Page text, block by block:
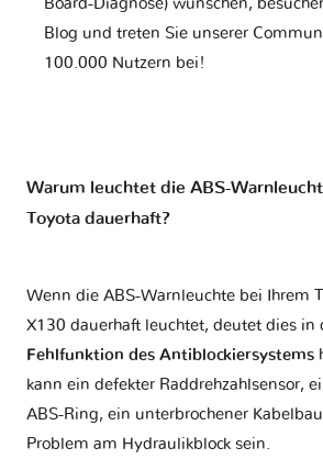
Board-Diagnose) wünschen,
Blog und treten Sie unserer
100.000 Nutzern bei!
Warum leuchtet die ABS-
Toyota dauerhaft?
Wenn die ABS-Warnleuchte bei Ihrem
X130 dauerhaft leuchtet, deutet dies in
Fehlfunktion des Antiblockiersystems
kann ein defekter Raddrehzahlsensor,
ABS-Ring, ein unterbrochener
Problem am Hydraulikblock sein.